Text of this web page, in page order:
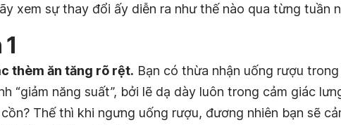
xem sự thay đổi ấy diễn ra như thế nào qua từng tuần
thèm ăn tăng rõ rệt. Bạn có thừa nhận uống rượu
“giảm năng suất”, bởi lẽ dạ dày luôn trong cảm giác
Thế thì khi ngưng uống rượu, đương nhiên bạn sẽ